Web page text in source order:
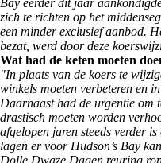
Bay eerder dit jaar
zich te richten op het
een minder exclusief aanbod.
bezat, werd door deze
Wat had de keten moeten
"In plaats van de koers te
winkels moeten verbeteren en
Daarnaast had de urgentie om
drastisch moeten worden
afgelopen jaren steeds verder
lagen er voor Hudson’s Bay
Dolle Dwaze Dagen reuring